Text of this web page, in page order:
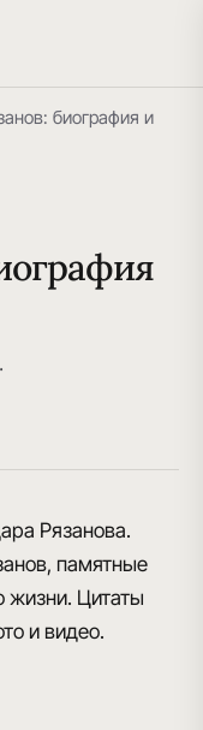
биография и
Рязанова.
памятные
жизни. Цитаты
и видео.